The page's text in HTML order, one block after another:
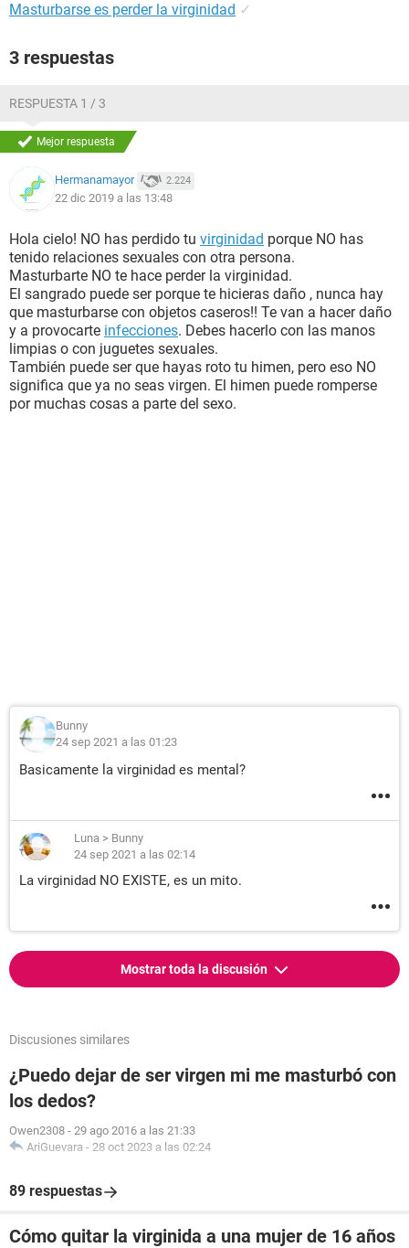
Masturbarse es perder la virginidad ✓
3 respuestas
RESPUESTA 1 / 3
Mejor respuesta
Hermanamayor 2.224
22 dic 2019 a las 13:48
Hola cielo! NO has perdido tu virginidad porque NO has
tenido relaciones sexuales con otra persona.
Masturbarte NO te hace perder la virginidad.
El sangrado puede ser porque te hicieras daño , nunca hay
que masturbarse con objetos caseros!! Te van a hacer daño
y a provocarte infecciones. Debes hacerlo con las manos
limpias o con juguetes sexuales.
También puede ser que hayas roto tu himen, pero eso NO
significa que ya no seas virgen. El himen puede romperse
por muchas cosas a parte del sexo.
Bunny
24 sep 2021 a las 01:23
Basicamente la virginidad es mental?
Luna > Bunny
24 sep 2021 a las 02:14
La virginidad NO EXISTE, es un mito.
Mostrar toda la discusión
Discusiones similares
¿Puedo dejar de ser virgen mi me masturbó con
los dedos?
Owen2308 - 29 ago 2016 a las 21:33
AriGuevara - 28 oct 2023 a las 02:24
89 respuestas
Cómo quitar la virginida a una mujer de 16 años